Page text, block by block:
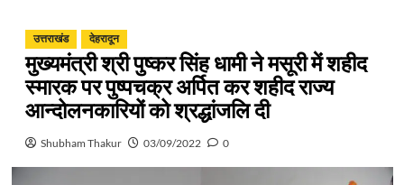
उत्तराखंड देहरादून
मुख्यमंत्री श्री पुष्कर सिंह धामी ने मसूरी में शहीद
स्मारक पर पुष्पचक्र अर्पित कर शहीद राज्य
आन्दोलनकारियों को श्रद्धांजलि दी
Shubham Thakur 03/09/2022 0